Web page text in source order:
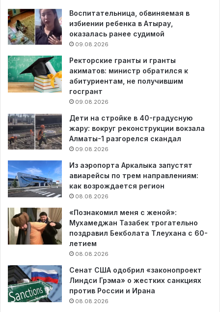
Воспитательница, обвиняемая в
избиении ребенка в Атырау,
оказалась ранее судимой
09.08.2026
Ректорские гранты и гранты
акиматов: министр обратился к
абитуриентам, не получившим
госгрант
09.08.2026
Дети на стройке в 40-градусную
жару: вокруг реконструкции вокзала
Алматы-1 разгорелся скандал
09.08.2026
Из аэропорта Аркалыка запустят
авиарейсы по трем направлениям:
как возрождается регион
08.08.2026
«Познакомил меня с женой»:
Мухамеджан Тазабек трогательно
поздравил Бекболата Тлеухана с 60-
летием
08.08.2026
Сенат США одобрил «законопроект
Линдси Грэма» о жестких санкциях
против России и Ирана
08.08.2026